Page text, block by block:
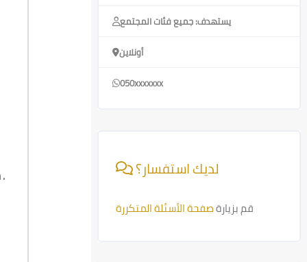
يستهدف: جميع فئات المجتمع
أونلاين
050xxxxxxx
لديك استفسار؟
قم بزيارةصفحة الأسئلة المتكررة
.